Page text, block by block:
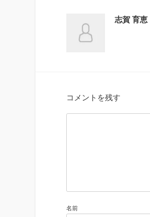
志賀 育恵
コメントを残す
名前